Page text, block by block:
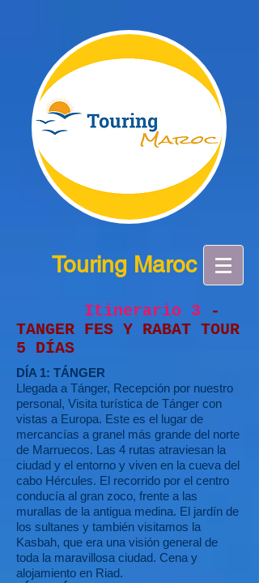
Touring Maroc
Itinerario 3
-
TANGER FES Y RABAT TOUR
5 DÍAS
DÍA 1: TÁNGER
Llegada a Tánger, Recepción por nuestro
personal, Visita turística de Tánger con
vistas a Europa. Este es el lugar de
mercancías a granel más grande del norte
de Marruecos. Las 4 rutas atraviesan la
ciudad y el entorno y viven en la cueva del
cabo Hércules. El recorrido por el centro
conducía al gran zoco, frente a las
murallas de la antigua medina. El jardín de
los sultanes y también visitamos la
Kasbah, que era una visión general de
toda la maravillosa ciudad. Cena y
alojamiento en Riad.